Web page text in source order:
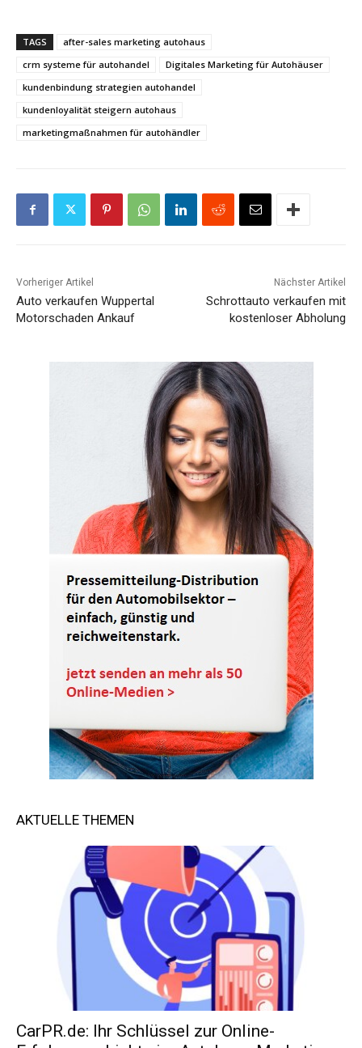
TAGS
after-sales marketing autohaus
crm systeme für autohandel
Digitales Marketing für Autohäuser
kundenbindung strategien autohandel
kundenloyalität steigern autohaus
marketingmaßnahmen für autohändler
Vorheriger Artikel
Auto verkaufen Wuppertal
Motorschaden Ankauf
Nächster Artikel
Schrottauto verkaufen mit
kostenloser Abholung
AKTUELLE THEMEN
CarPR.de: Ihr Schlüssel zur Online-